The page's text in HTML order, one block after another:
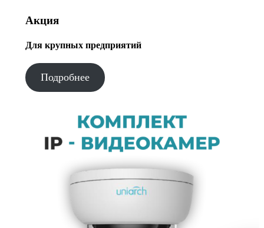
Акция
Для крупных предприятий
Подробнее